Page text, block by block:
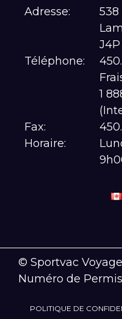
Adresse:
Téléphone:
1
Fax:
Horaire:
© Sportvac
Numéro de Permis
POLITIQUE DE